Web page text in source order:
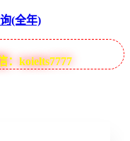
(全年)
：koielts7777